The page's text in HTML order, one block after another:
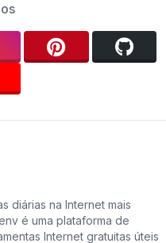
diárias na Internet mais
é uma plataforma de
Internet gratuitas úteis